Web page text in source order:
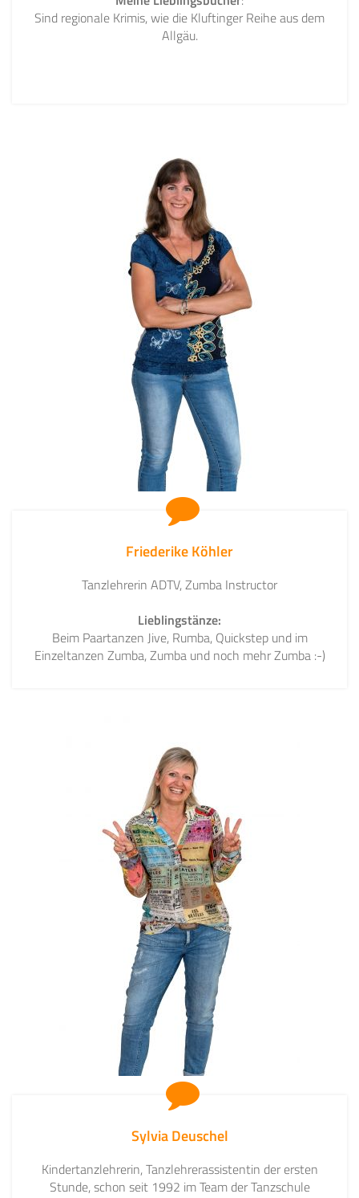
Sind regionale Krimis, wie die Kluftinger Reihe aus dem
Allgäu.
Friederike Köhler
Tanzlehrerin ADTV, Zumba Instructor
Lieblingstänze:
Beim Paartanzen Jive, Rumba, Quickstep und im
Einzeltanzen Zumba, Zumba und noch mehr Zumba :-)
Sylvia Deuschel
Kindertanzlehrerin, Tanzlehrerassistentin der ersten
Stunde, schon seit 1992 im Team der Tanzschule